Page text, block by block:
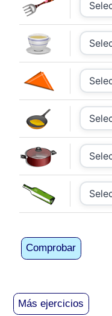
Comprobar
Más ejercicios